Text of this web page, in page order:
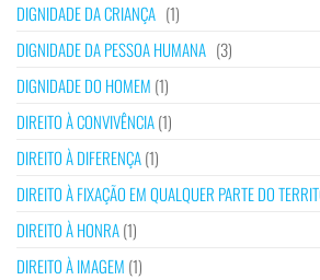
DIGNIDADE DA CRIANÇA (1)
DIGNIDADE DA PESSOA HUMANA (3)
DIGNIDADE DO HOMEM (1)
DIREITO À CONVIVÊNCIA(1)
DIREITO À DIFERENÇA(1)
DIREITO À FIXAÇÃO EM QUALQUER PARTE DO
DIREITO À HONRA(1)
DIREITO À IMAGEM (1)